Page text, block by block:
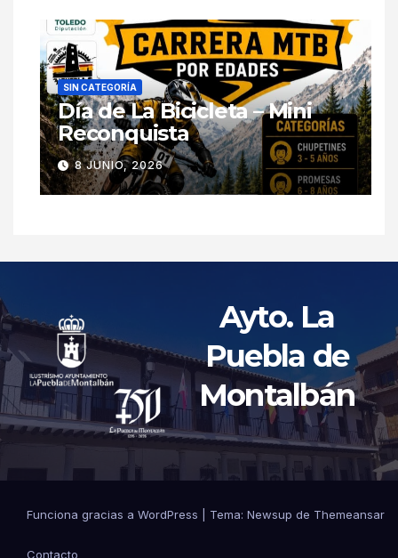
SIN CATEGORÍA
Día de La Bicicleta – Mini
Reconquista
8 JUNIO, 2026
Ayto. La
Puebla de
Montalbán
Funciona gracias a WordPress Tema: Newsup de Themeansar
Contacto